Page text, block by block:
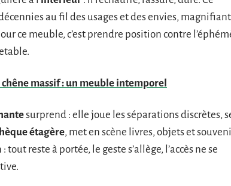
au fil des usages et des envies,
ce meuble, c’est prendre position contre
massif : un meuble intemporel
surprend : elle joue les séparations discrètes,
étagère, met en scène livres, objets et
reste à portée, le geste s’allège, l’accès ne se